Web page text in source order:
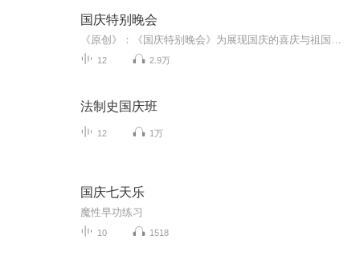
国庆特别晚会
12 2.9万
法制史国庆班
12 1万
国庆七天乐
魔性早功练习
10 1518